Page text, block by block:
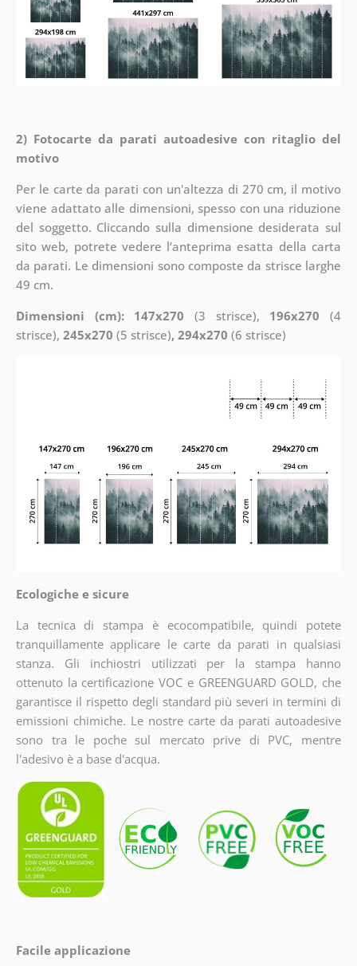
2) Fotocarte da parati autoadesive con ritaglio del
motivo
Per le carte da parati con un'altezza di 270 cm, il motivo
viene adattato alle dimensioni, spesso con una riduzione
del soggetto. Cliccando sulla dimensione desiderata sul
sito web, potrete vedere l’anteprima esatta della carta
da parati. Le dimensioni sono composte da strisce larghe
49 cm.
Dimensioni (cm): 147x270 (3 strisce), 196x270 (4
strisce), 245x270 (5 strisce), 294x270 (6 strisce)
Ecologiche e sicure
La tecnica di stampa è ecocompatibile, quindi potete
tranquillamente applicare le carte da parati in qualsiasi
stanza. Gli inchiostri utilizzati per la stampa hanno
ottenuto la certificazione VOC e GREENGUARD GOLD, che
garantisce il rispetto degli standard più severi in termini di
emissioni chimiche. Le nostre carte da parati autoadesive
sono tra le poche sul mercato prive di PVC, mentre
l'adesivo è a base d'acqua.
Facile applicazione